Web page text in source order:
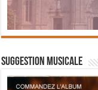
Suggestion musicale